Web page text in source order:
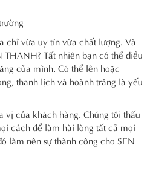
chỉ vừa uy tín vừa chất lượng. Và
Tất nhiên bạn có thể điều
của mình. Có thể lên hoặc
thanh lịch và hoành tráng là yếu
của khách hàng. Chúng tôi thấu
cách để làm hài lòng tất cả mọi
làm nên sự thành công cho SEN